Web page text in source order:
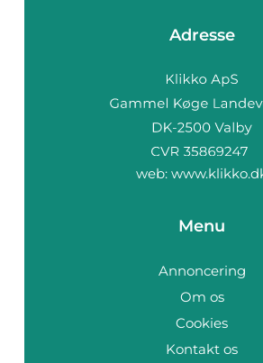
Adresse
web:
Menu
Annoncering
Om os
Cookies
Kontakt os